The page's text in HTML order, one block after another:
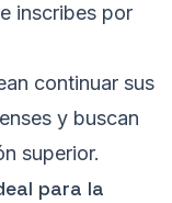
inscribes por
continuar sus
y buscan
superior.
para la